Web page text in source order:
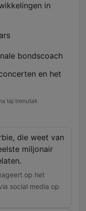
in
bondscoach
en het
taj trenutak
die weet van
miljonair
op het
social media op